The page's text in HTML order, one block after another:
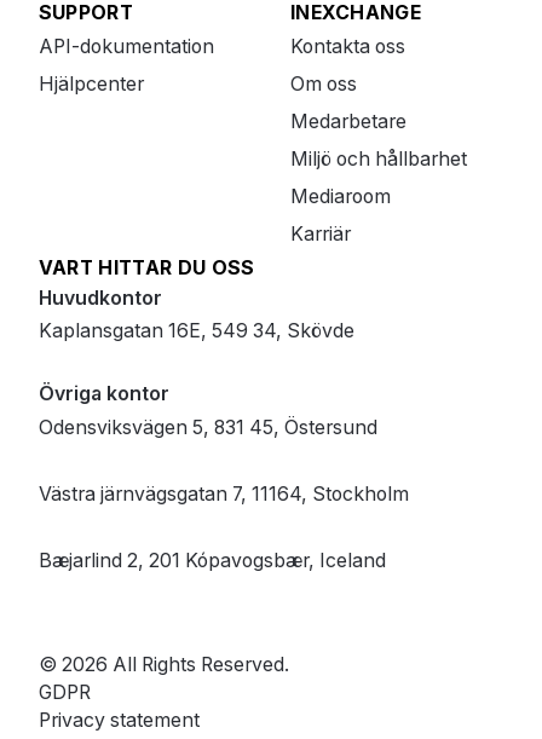
SUPPORT
API-dokumentation
Hjälpcenter
INEXCHANGE
Kontakta oss
Om oss
Medarbetare
Miljö och hållbarhet
Mediaroom
Karriär
VART HITTAR DU OSS
Huvudkontor
Kaplansgatan 16E, 549 34, Skövde
Övriga kontor
Odensviksvägen 5, 831 45, Östersund
Västra järnvägsgatan 7, 11164, Stockholm
Bæjarlind 2, 201 Kópavogsbær, Iceland
© 2026 All Rights Reserved.
GDPR
Privacy statement